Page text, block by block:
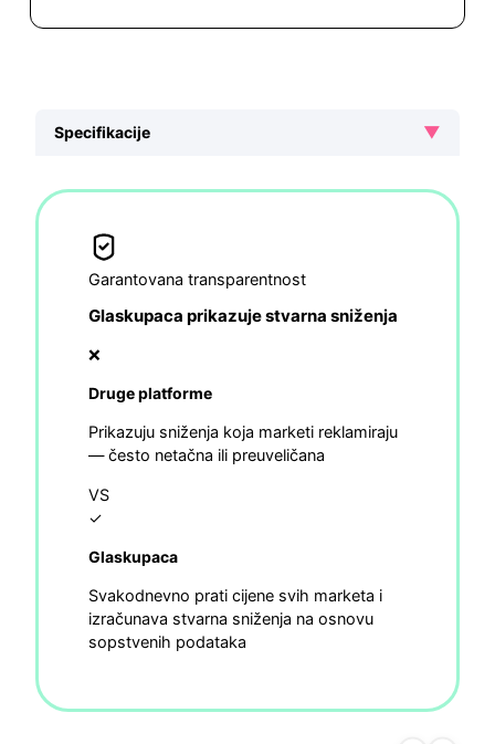
Specifikacije ▼
Garantovana transparentnost
Glaskupaca prikazuje stvarna sniženja
❌
Druge platforme
Prikazuju sniženja koja marketi reklamiraju
— često netačna ili preuveličana
VS
✓
Glaskupaca
Svakodnevno prati cijene svih marketa i
izračunava stvarna sniženja na osnovu
sopstvenih podataka